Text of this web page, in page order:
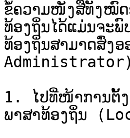
ຂໍ້ຄວາມໜັງສືທັງໝົ
ທ້ອງຖິ່ນໄດ້ແມ່ນຈະ
ທ້ອງຖິ່ນສາມາດສົ່ງ
1. ໄປທີ່ໜ້າການຕັ້
ພາສາທ້ອງຖິ່ນ